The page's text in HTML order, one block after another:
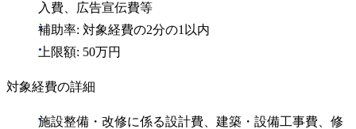
入費、広告宣伝費等
補助率: 対象経費の2分の1以内
上限額: 50万円
対象経費の詳細
施設整備・改修に係る設計費、建築・設備工事費、修